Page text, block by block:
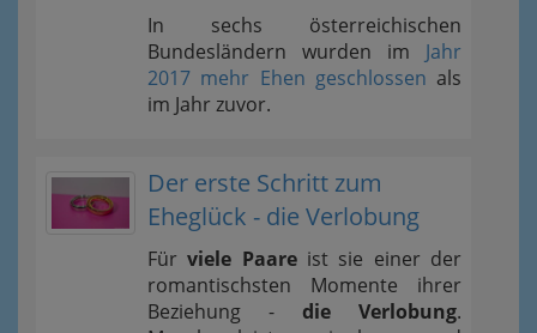
In sechs österreichischen
Bundesländern wurden im Jahr
2017 mehr Ehen geschlossen als
im Jahr zuvor.
Der erste Schritt zum
Eheglück - die Verlobung
Fürviele Paareist sie einer der
romantischsten Momente ihrer
Beziehung - die Verlobung.